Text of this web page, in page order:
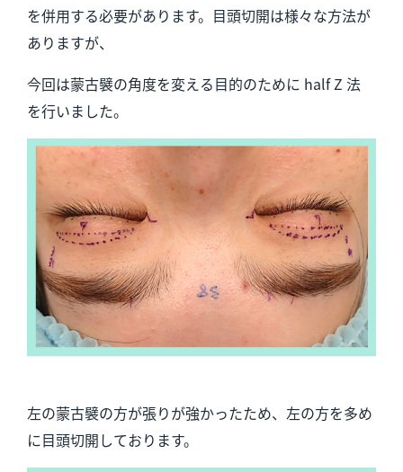
を併用する必要があります。目頭切開は様々な方法が
ありますが、
今回は蒙古襞の角度を変える目的のために half Z 法
を行いました。
左の蒙古襞の方が張りが強かったため、左の方を多め
に目頭切開しております。